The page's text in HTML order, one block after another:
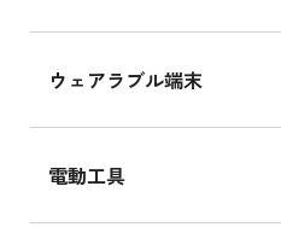
ウェアラブル端末
電動工具